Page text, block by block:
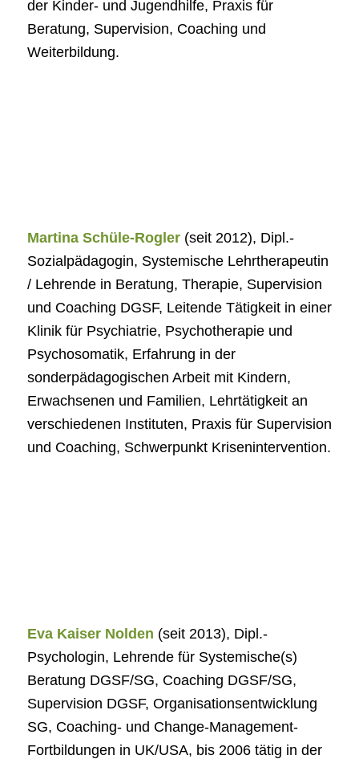
der Kinder- und Jugendhilfe, Praxis für
Beratung, Supervision, Coaching und
Weiterbildung.
Martina Schüle-Rogler (seit 2012), Dipl.-
Sozialpädagogin, Systemische Lehrtherapeutin
/ Lehrende in Beratung, Therapie, Supervision
und Coaching DGSF, Leitende Tätigkeit in einer
Klinik für Psychiatrie, Psychotherapie und
Psychosomatik, Erfahrung in der
sonderpädagogischen Arbeit mit Kindern,
Erwachsenen und Familien, Lehrtätigkeit an
verschiedenen Instituten, Praxis für Supervision
und Coaching, Schwerpunkt Krisenintervention.
Eva Kaiser Nolden (seit 2013), Dipl.-
Psychologin, Lehrende für Systemische(s)
Beratung DGSF/SG, Coaching DGSF/SG,
Supervision DGSF, Organisationsentwicklung
SG, Coaching- und Change-Management-
Fortbildungen in UK/USA, bis 2006 tätig in der